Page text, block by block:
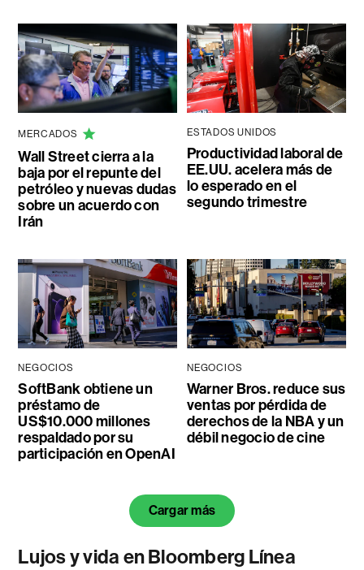
MERCADOS
Wall Street cierra a la
baja por el repunte del
petróleo y nuevas dudas
sobre un acuerdo con
Irán
ESTADOS UNIDOS
Productividad laboral de
EE.UU. acelera más de
lo esperado en el
segundo trimestre
NEGOCIOS
SoftBank obtiene un
préstamo de
US$10.000 millones
respaldado por su
participación en OpenAI
NEGOCIOS
Warner Bros. reduce sus
ventas por pérdida de
derechos de la NBA y un
débil negocio de cine
Cargar más
Lujos y vida en Bloomberg Línea